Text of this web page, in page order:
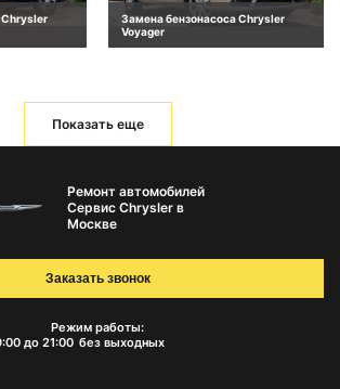
Chrysler
Замена бензонасоса Chrysler
Voyager
Показать еще
Ремонт автомобилей
Сервис Chrysler в
Москве
Режим работы:
до 21:00 без выходных
Заказать звонок